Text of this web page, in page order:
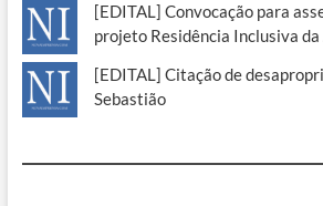
[EDITAL] Convocação para
projeto Residência Inclusiva da
[EDITAL] Citação de
Sebastião